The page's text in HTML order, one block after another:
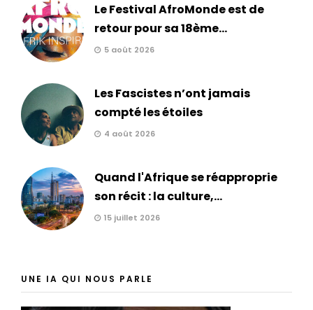
Le Festival AfroMonde est de
retour pour sa 18ème...
5 août 2026
Les Fascistes n’ont jamais
compté les étoiles
4 août 2026
Quand l'Afrique se réapproprie
son récit : la culture,...
15 juillet 2026
UNE IA QUI NOUS PARLE